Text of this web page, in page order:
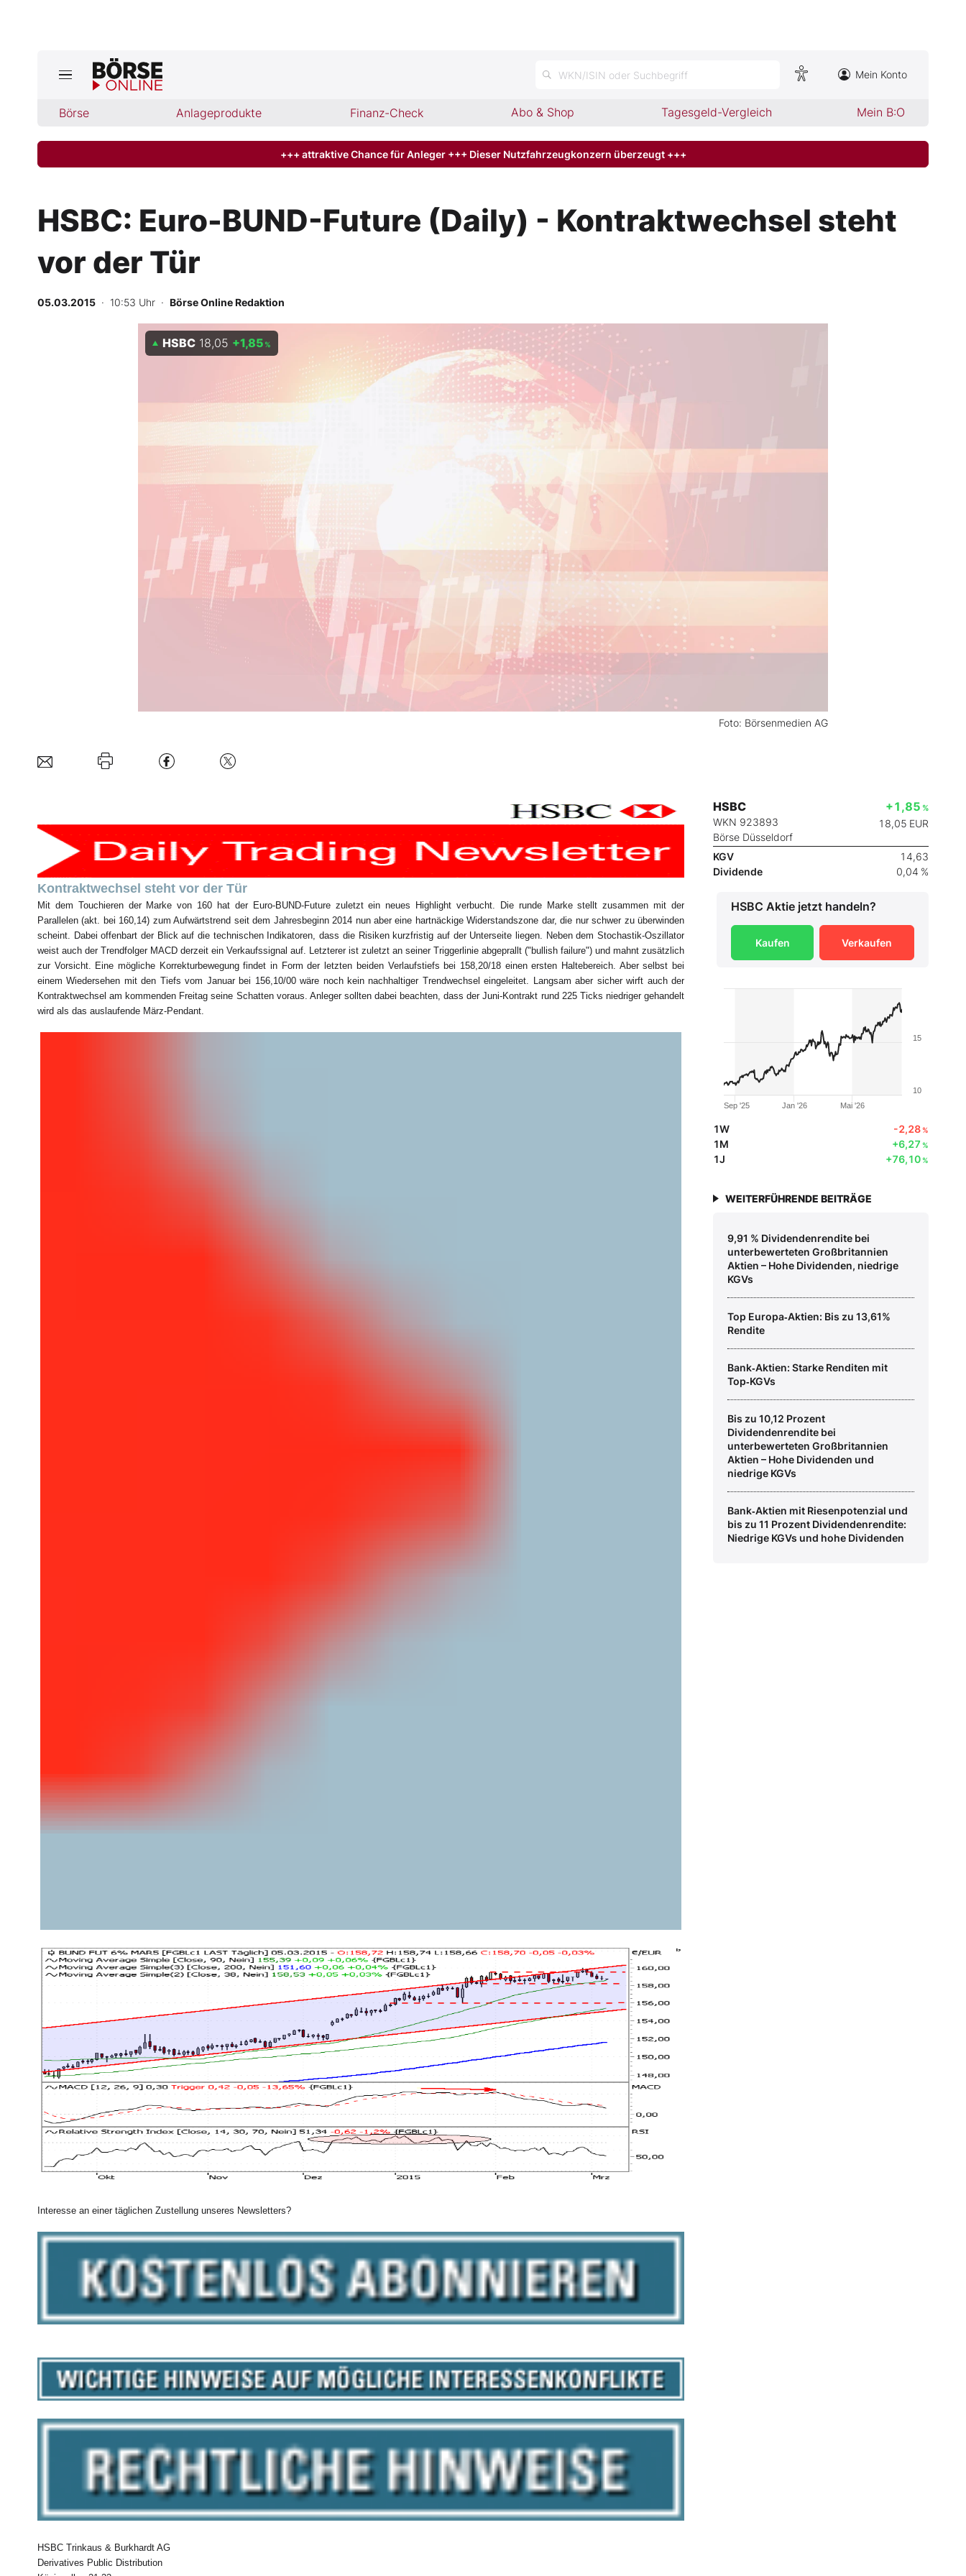
WKN/ISIN oder Suchbegriff Mein Konto
Börse Anlageprodukte Finanz-Check Abo & Shop Tagesgeld-Vergleich Mein B:O
Jetzt aktuelle Ausgabe BÖRSE ONLINE lesen
Finanz-Check
Abo & Shop
BO-Musterdepots
Experten
Folgen Sie uns
+++ attraktive Chance für Anleger +++ Dieser Nutzfahrzeugkonzern überzeugt +++
HSBC: Euro-BUND-Future (Daily) - Kontraktwechsel steht
vor der Tür
05.03.2015 · 10:53 Uhr · Börse Online Redaktion
Foto: Börsenmedien AG
HSBC 18,05 +1,85 %
Kontraktwechsel steht vor der Tür
Mit dem Touchieren der Marke von 160 hat der Euro-BUND-Future zuletzt ein neues Highlight verbucht. Die runde Marke stellt zusammen mit der
Parallelen (akt. bei 160,14) zum Aufwärtstrend seit dem Jahresbeginn 2014 nun aber eine hartnäckige Widerstandszone dar, die nur schwer zu überwinden
scheint. Dabei offenbart der Blick auf die technischen Indikatoren, dass die Risiken kurzfristig auf der Unterseite liegen. Neben dem Stochastik-Oszillator
weist auch der Trendfolger MACD derzeit ein Verkaufssignal auf. Letzterer ist zuletzt an seiner Triggerlinie abgeprallt ("bullish failure") und mahnt zusätzlich
zur Vorsicht. Eine mögliche Korrekturbewegung findet in Form der letzten beiden Verlaufstiefs bei 158,20/18 einen ersten Haltebereich. Aber selbst bei
einem Wiedersehen mit den Tiefs vom Januar bei 156,10/00 wäre noch kein nachhaltiger Trendwechsel eingeleitet. Langsam aber sicher wirft auch der
Kontraktwechsel am kommenden Freitag seine Schatten voraus. Anleger sollten dabei beachten, dass der Juni-Kontrakt rund 225 Ticks niedriger gehandelt
wird als das auslaufende März-Pendant.
Interesse an einer täglichen Zustellung unseres Newsletters?
HSBC Trinkaus & Burkhardt AG
Derivatives Public Distribution
HSBC
WKN 923893
Börse Düsseldorf
+1,85 %
18,05 EUR
KGV
14,63
Dividende
0,04 %
HSBC Aktie jetzt handeln?
Kaufen Verkaufen
Jan '26
Sep '25 Mai '26
10
15
1W -2,28%
1M +6,27 %
1J +76,10%
WEITERFÜHRENDE BEITRÄGE
9,91 % Dividendenrendite bei
unterbewerteten Großbritannien
Aktien – Hohe Dividenden, niedrige
KGVs
Top Europa‑Aktien: Bis zu 13,61%
Rendite
Bank‑Aktien: Starke Renditen mit
Top‑KGVs
Bis zu 10,12 Prozent
Dividendenrendite bei
unterbewerteten Großbritannien
Aktien – Hohe Dividenden und
niedrige KGVs
Bank‑Aktien mit Riesenpotenzial und
bis zu 11 Prozent Dividendenrendite:
Niedrige KGVs und hohe Dividenden